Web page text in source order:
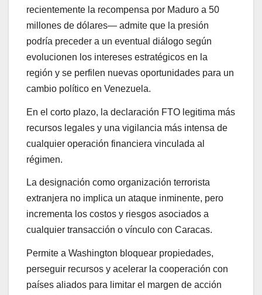
recientemente la recompensa por Maduro a 50
millones de dólares— admite que la presión
podría preceder a un eventual diálogo según
evolucionen los intereses estratégicos en la
región y se perfilen nuevas oportunidades para un
cambio político en Venezuela.
En el corto plazo, la declaración FTO legitima más
recursos legales y una vigilancia más intensa de
cualquier operación financiera vinculada al
régimen.
La designación como organización terrorista
extranjera no implica un ataque inminente, pero
incrementa los costos y riesgos asociados a
cualquier transacción o vínculo con Caracas.
Permite a Washington bloquear propiedades,
perseguir recursos y acelerar la cooperación con
países aliados para limitar el margen de acción